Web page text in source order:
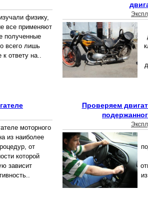
физику,
все применяют
полученные
всего лишь
к ответу на..
моторного
из наиболее
от
которой
зависит
Проверяем